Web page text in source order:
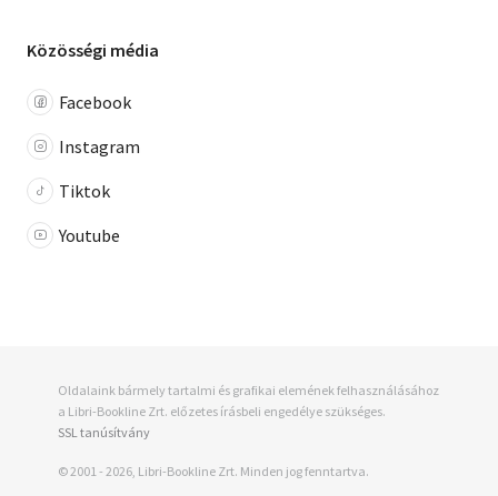
Közösségi média
Facebook
Instagram
Tiktok
Youtube
Oldalaink bármely tartalmi és grafikai elemének felhasználásához
a Libri-Bookline Zrt. előzetes írásbeli engedélye szükséges.
SSL tanúsítvány
© 2001 - 2026, Libri-Bookline Zrt. Minden jog fenntartva.